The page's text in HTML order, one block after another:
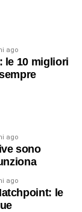
ago
le 10 migliori
ago
sono
ago
le